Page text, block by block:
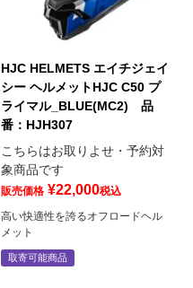
HJC HELMETS エイチジェイ
シー ヘルメットHJC C50 プ
ライマル_BLUE(MC2) 品
番：HJH307
こちらはお取りよせ・予約対
象商品です
販売価格 ¥22,000税込
高い快適性を誇るオフロードヘル
メット
取寄可能商品